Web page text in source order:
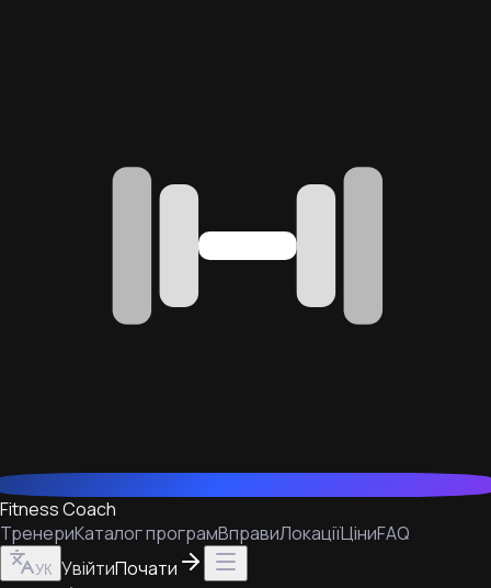
Fitness Coach
ТренериКаталог програмВправиЛокаціїЦіниFAQ
УК УвійтиПочати